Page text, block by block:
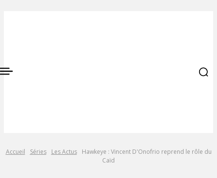
Accueil Séries Les Actus
Hawkeye : Vincent D'Onofrio reprend le rôle du
Caïd